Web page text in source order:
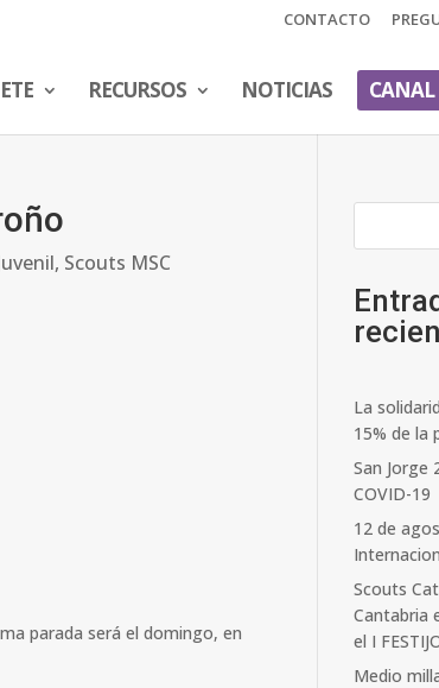
CONTACTO
RECURSOS NOTICIAS CANAL
, Scouts MSC
parada será el domingo, en
La
15% de la
San Jorge
COVID-19
12 de
Scouts
Cantabria
el I
Medio